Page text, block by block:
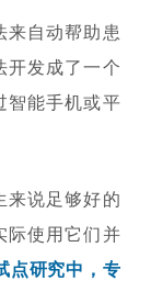
来自动帮助患
开发成了一个
智能手机或平
来说足够好的
际使用它们并
点研究中，专